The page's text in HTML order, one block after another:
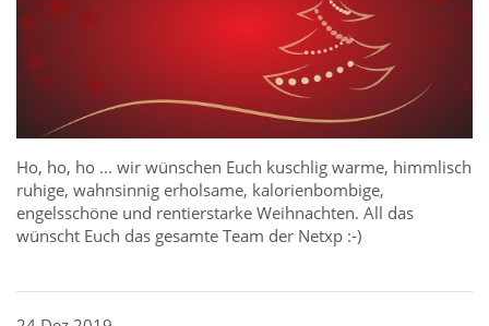
Ho, ho, ho ... wir wünschen Euch kuschlig warme, himmlisch
ruhige, wahnsinnig erholsame, kalorienbombige,
engelsschöne und rentierstarke Weihnachten. All das
wünscht Euch das gesamte Team der Netxp :-)